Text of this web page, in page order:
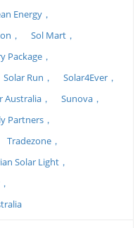
Energy，
，
Sol Mart，
Package，
Solar Run，
Solar4Ever，
Australia，
Sunova，
Partners，
Tradezone，
Solar Light，